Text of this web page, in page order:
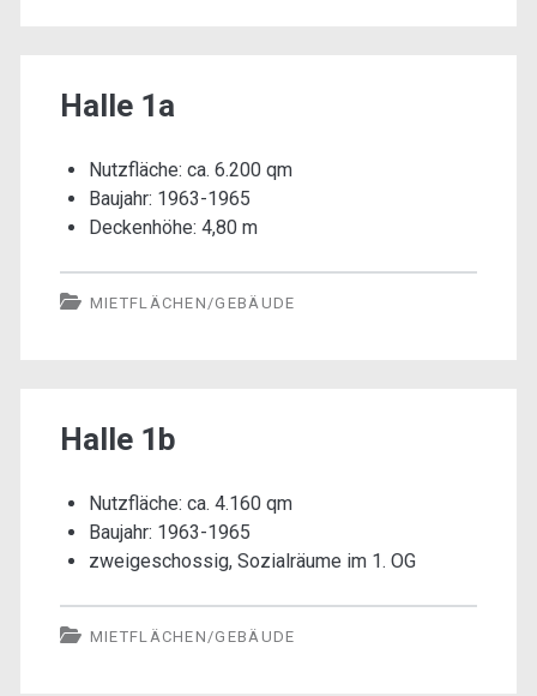
Halle 1a
Nutzfläche: ca. 6.200 qm
Baujahr: 1963-1965
Deckenhöhe: 4,80 m
MIETFLÄCHEN/GEBÄUDE
Halle 1b
Nutzfläche: ca. 4.160 qm
Baujahr: 1963-1965
zweigeschossig, Sozialräume im 1. OG
MIETFLÄCHEN/GEBÄUDE